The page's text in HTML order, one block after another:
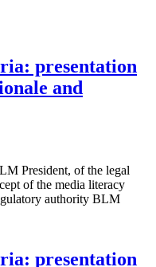
presentation
and
President, of the legal
of the media literacy
authority BLM
presentation